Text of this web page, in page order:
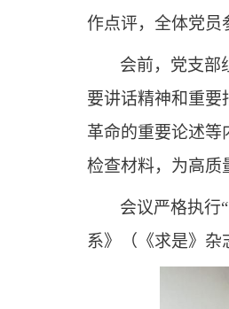
作点评，全体党员
会前，党支部
要讲话精神和重要
革命的重要论述等
检查材料，为高质
会议严格执行
系》（《求是》杂